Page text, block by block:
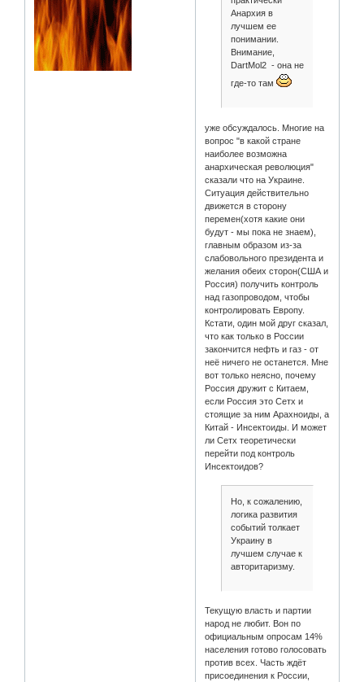
Анархия в
лучшем ее
понимании.
Внимание,
DartMol2 - она не
где-то там
уже обсуждалось. Многие на
вопрос "в какой стране
наиболее возможна
анархическая революция"
сказали что на Украине.
Ситуация действительно
движется в сторону
перемен(хотя какие они
будут - мы пока не знаем),
главным образом из-за
слабовольного президента и
желания обеих сторон(США и
Россия) получить контроль
над газопроводом, чтобы
контролировать Европу.
Кстати, один мой друг сказал,
что как только в России
закончится нефть и газ - от
неё ничего не останется. Мне
вот только неясно, почему
Россия дружит с Китаем,
если Россия это Сетх и
стоящие за ним Арахноиды, а
Китай - Инсектоиды. И может
ли Сетх теоретически
перейти под контроль
Инсектоидов?
Но, к сожалению,
логика развития
событий толкает
Украину в
лучшем случае к
авторитаризму.
Текущую власть и партии
народ не любит. Вон по
официальным опросам 14%
населения готово голосовать
против всех. Часть ждёт
присоединения к России,